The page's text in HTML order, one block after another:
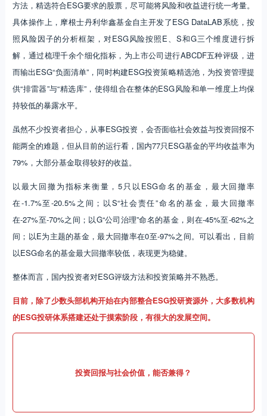
方法，精选符合ESG要求的股票，尽可能将风险和收益进行统一考量。
具体操作上，摩根士丹利华鑫基金自主开发了ESG DataLAB系统，按
照风险因子的分析框架，对ESG风险按照E、S和G三个维度进行拆
解，通过梳理千余个细化指标，为上市公司进行ABCDF五种评级，进
而输出ESG“负面清单”，同时构建ESG投资策略精选池，为投资管理提
供“排雷器”与“精选库”，使得组合在整体的ESG风险和单一维度上均保
持较低的暴露水平。
虽然不少投资者担心，从事ESG投资，会否面临社会效益与投资回报不
能两全的难题，但从目前的运行看，国内77只ESG基金的平均收益率为
79%，大部分基金取得较好的收益。
以最大回撤为指标来衡量，5只以ESG命名的基金，最大回撤率
在-1.7%至-20.5%之间；以S“社会责任”命名的基金，最大回撤率
在-27%至-70%之间；以G“公司治理”命名的基金，则在-45%至-62%之
间；以E为主题的基金，最大回撤率在0至-97%之间。可以看出，目前
以ESG命名的基金最大回撤率较低，表现更为稳健。
整体而言，国内投资者对ESG评级方法和投资策略并不熟悉。
目前，除了少数头部机构开始在内部整合ESG投研资源外，大多数机构
的ESG投研体系搭建还处于摸索阶段，有很大的发展空间。
投资回报与社会价值，能否兼得？